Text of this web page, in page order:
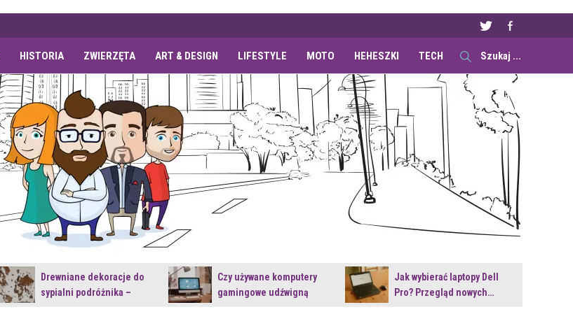
HISTORIA ZWIERZĘTA ART & DESIGN LIFESTYLE MOTO HEHESZKI TECH
Drewniane dekoracje do
sypialni podróżnika –
Czy używane komputery
gamingowe udźwigną
Jak wybierać laptopy Dell
Pro? Przegląd nowych…